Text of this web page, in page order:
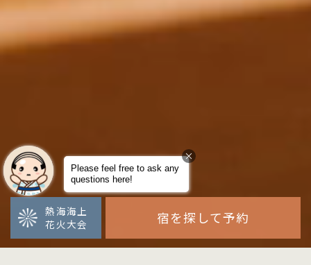
熱海海上
花火大会
宿を探して予約